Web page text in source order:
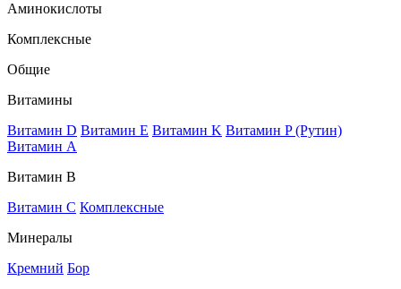
Аминокислоты
Комплексные
Общие
Витамины
Витамин D Витамин E Витамин K Витамин P (Рутин)
Витамин А
Витамин В
Витамин C Комплексные
Минералы
Кремний Бор